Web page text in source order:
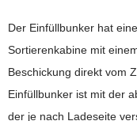
Der Einfüllbunker hat
Sortierenkabine mit
Beschickung direkt vom
Einfüllbunker ist mit der
der je nach Ladeseite